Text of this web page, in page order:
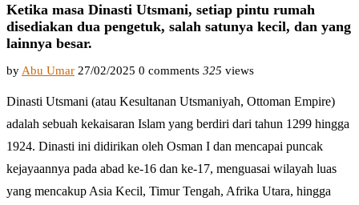
Ketika masa Dinasti Utsmani, setiap pintu rumah
disediakan dua pengetuk, salah satunya kecil, dan yang
lainnya besar.
by Abu Umar 27/02/2025 0 comments 325 views
Dinasti Utsmani (atau Kesultanan Utsmaniyah, Ottoman Empire)
adalah sebuah kekaisaran Islam yang berdiri dari tahun 1299 hingga
1924. Dinasti ini didirikan oleh Osman I dan mencapai puncak
kejayaannya pada abad ke-16 dan ke-17, menguasai wilayah luas
yang mencakup Asia Kecil, Timur Tengah, Afrika Utara, hingga